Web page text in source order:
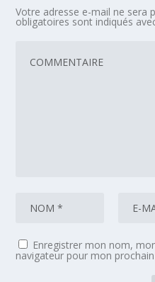
Votre adresse e-mail ne sera
obligatoires sont indiqués
Enregistrer mon nom,
navigateur pour mon